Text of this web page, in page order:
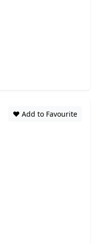
❤️ Add to Favourite